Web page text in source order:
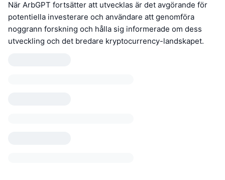
När ArbGPT fortsätter att utvecklas är det avgörande för
potentiella investerare och användare att genomföra
noggrann forskning och hålla sig informerade om dess
utveckling och det bredare kryptocurrency-landskapet.